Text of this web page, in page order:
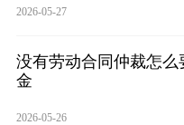
2026-05-27
没有劳动合同仲裁怎么
金
2026-05-26